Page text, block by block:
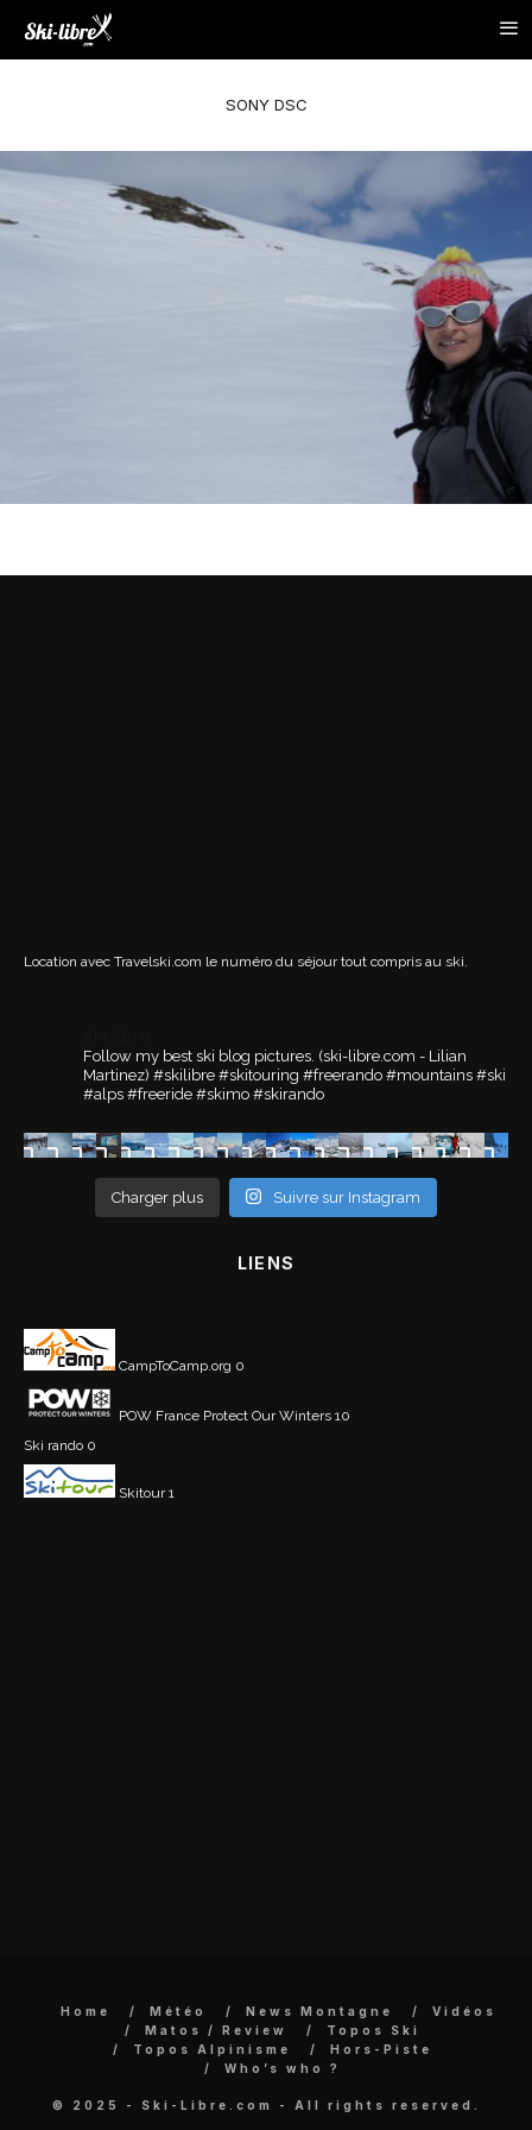
SONY DSC
Location avec Travelski.com le numéro du séjour tout compris au ski.
Follow my best ski blog pictures. (ski-libre.com - Lilian
Martinez) #skilibre #skitouring #freerando #mountains #ski
#alps #freeride #skimo #skirando
Charger plus Suivre sur Instagram
LIENS
CampToCamp.org 0
POW France Protect Our Winters 10
Ski rando 0
Skitour1
Home Météo News Montagne
Vidéos
Matos / Review
Topos Ski
Topos Alpinisme
Hors-Piste
Who’s who ?
© 2025 - Ski-Libre.com - All rights reserved.